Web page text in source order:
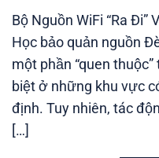
Bộ Nguồn WiFi “Ra Đi”
Học bảo quản nguồn
một phần “quen
biệt ở những khu vực
định. Tuy nhiên, tác
[…]